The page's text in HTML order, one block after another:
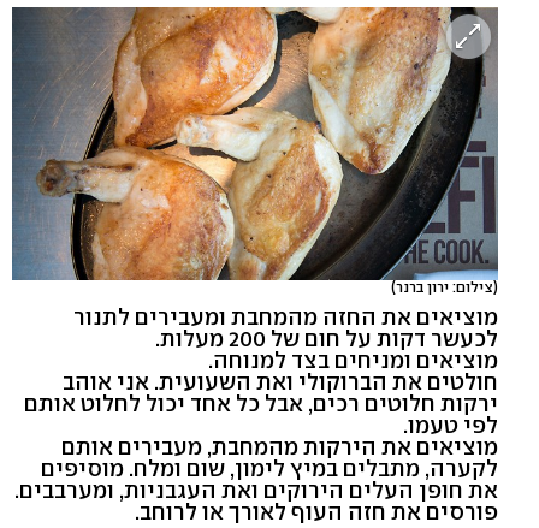
(צילום: ירון ברנר)
מוציאים את החזה מהמחבת ומעבירים לתנור
לכעשר דקות על חום של 200 מעלות.
מוציאים ומניחים בצד למנוחה.
חולטים את הברוקולי ואת השעועית. אני אוהב
ירקות חלוטים רכים, אבל כל אחד יכול לחלוט אותם
לפי טעמו.
מוציאים את הירקות מהמחבת, מעבירים אותם
לקערה, מתבלים במיץ לימון, שום ומלח. מוסיפים
את חופן העלים הירוקים ואת העגבניות, ומערבבים.
פורסים את חזה העוף לאורך או לרוחב.